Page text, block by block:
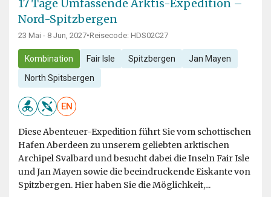
17 Tage Umfassende Arktis-Expedition –
Nord-Spitzbergen
23 Mai - 8 Jun, 2027•Reisecode: HDS02C27
Kombination Fair Isle Spitzbergen Jan Mayen
North Spitsbergen
EN
Diese Abenteuer-Expedition führt Sie vom schottischen
Hafen Aberdeen zu unserem geliebten arktischen
Archipel Svalbard und besucht dabei die Inseln Fair Isle
und Jan Mayen sowie die beeindruckende Eiskante von
Spitzbergen. Hier haben Sie die Möglichkeit,...